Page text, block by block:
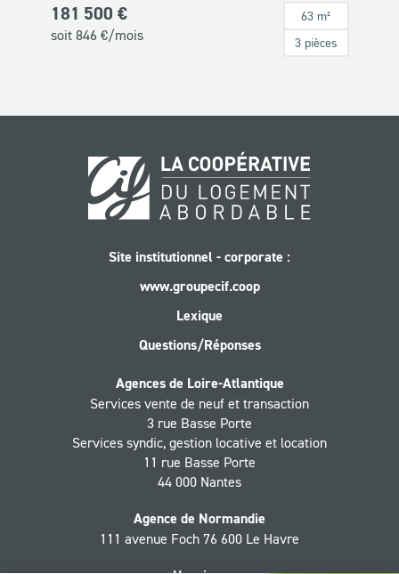
181 500 €
soit 846 €/mois
63 m²
3 pièces
Site institutionnel - corporate :
www.groupecif.coop
Lexique
Questions/Réponses
Agences de Loire-Atlantique
Services vente de neuf et transaction
3 rue Basse Porte
Services syndic, gestion locative et location
11 rue Basse Porte
44 000 Nantes
Agence de Normandie
111 avenue Foch 76 600 Le Havre